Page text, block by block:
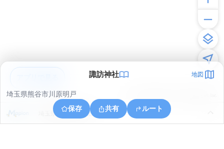
諏訪神社 地図
埼玉県熊谷市川原明戸
保存
共有 ルート
埼玉県熊谷市大麻生